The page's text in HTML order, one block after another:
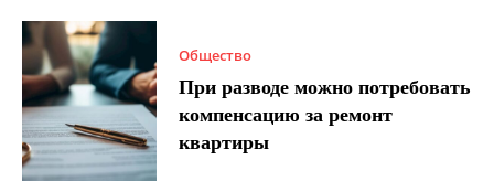
Общество
При разводе можно потребовать
компенсацию за ремонт
квартиры